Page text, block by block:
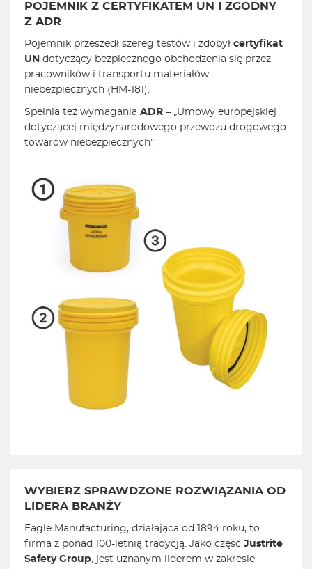
POJEMNIK Z CERTYFIKATEM UN I ZGODNY
Z ADR
Pojemnik przeszedł szereg testów i zdobył certyfikat
UN dotyczący bezpiecznego obchodzenia się przez
pracowników i transportu materiałów
niebezpiecznych (HM-181).
Spełnia też wymagania ADR – „Umowy europejskiej
dotyczącej międzynarodowego przewozu drogowego
towarów niebezpiecznych”.
WYBIERZ SPRAWDZONE ROZWIĄZANIA OD
LIDERA BRANŻY
Eagle Manufacturing, działająca od 1894 roku, to
firma z ponad 100-letnią tradycją. Jako część Justrite
Safety Group, jest uznanym liderem w zakresie